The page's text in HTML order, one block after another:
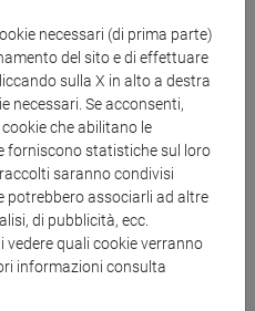
che
stessa, l'identificazione
delle
ai sensi dell'art. 35
D.lgs. n. 165/2001:
necessari (di prima parte)
del sito e di effettuare
sulla X in alto a destra
necessari. Se acconsenti,
che abilitano le
forniscono statistiche sul loro
saranno condivisi
potrebbero associarli ad altre
di pubblicità, ecc.
vedere quali cookie verranno
informazioni consulta